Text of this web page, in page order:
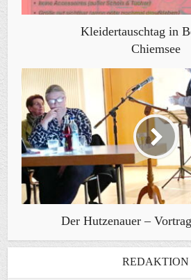
Kleidertauschtag in
Chiemsee
Der Hutzenauer –
REDAKTION